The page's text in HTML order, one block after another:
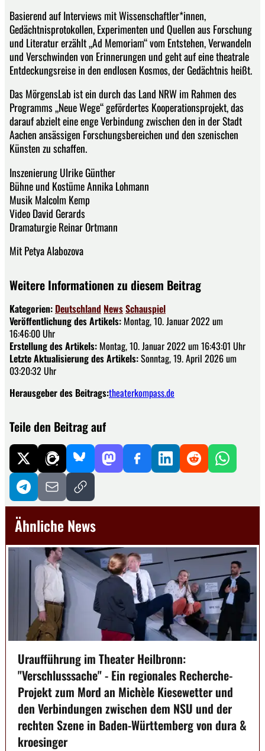
Basierend auf Interviews mit Wissenschaftler*innen,
Gedächtnisprotokollen, Experimenten und Quellen aus Forschung
und Literatur erzählt „Ad Memoriam“ vom Entstehen, Verwandeln
und Verschwinden von Erinnerungen und geht auf eine theatrale
Entdeckungsreise in den endlosen Kosmos, der Gedächtnis heißt.
Das MörgensLab ist ein durch das Land NRW im Rahmen des
Programms „Neue Wege“ gefördertes Kooperationsprojekt, das
darauf abzielt eine enge Verbindung zwischen den in der Stadt
Aachen ansässigen Forschungsbereichen und den szenischen
Künsten zu schaffen.
Inszenierung Ulrike Günther
Bühne und Kostüme Annika Lohmann
Musik Malcolm Kemp
Video David Gerards
Dramaturgie Reinar Ortmann
Mit Petya Alabozova
Weitere Informationen zu diesem Beitrag
Kategorien: Deutschland NewsSchauspiel
Veröffentlichung des Artikels: Montag, 10. Januar 2022 um
16:46:00 Uhr
Erstellung des Artikels: Montag, 10. Januar 2022 um 16:43:01 Uhr
Letzte Aktualisierung des Artikels:Sonntag, 19. April 2026 um
03:20:32 Uhr
Herausgeber des Beitrags:theaterkompass.de
Teile den Beitrag auf
Ähnliche News
Uraufführung im Theater Heilbronn:
"Verschlusssache" - Ein regionales Recherche-
Projekt zum Mord an Michèle Kiesewetter und
den Verbindungen zwischen dem NSU und der
rechten Szene in Baden-Württemberg von dura &
kroesinger